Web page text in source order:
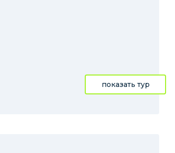
показать тур